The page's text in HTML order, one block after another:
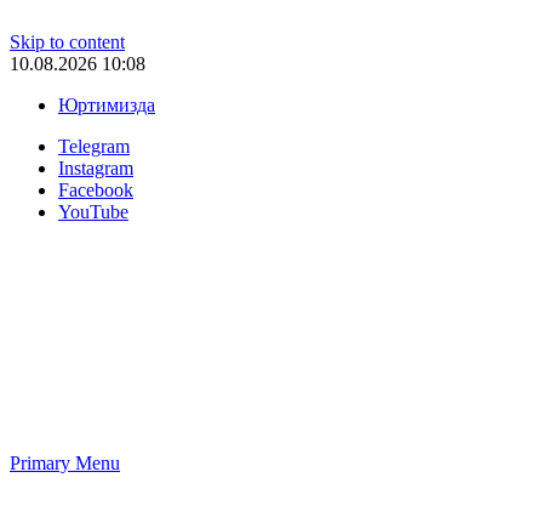
Skip to content
10.08.2026 10:08
Юртимизда
Telegram
Instagram
Facebook
YouTube
Primary Menu